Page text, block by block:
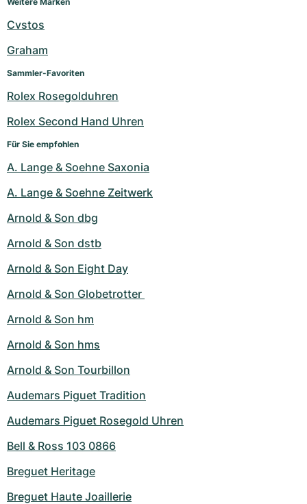
Cvstos
Graham
Sammler-Favoriten
Rolex Rosegolduhren
Rolex Second Hand Uhren
Für Sie empfohlen
A. Lange & Soehne Saxonia
A. Lange & Soehne Zeitwerk
Arnold & Son dbg
Arnold & Son dstb
Arnold & Son Eight Day
Arnold & Son Globetrotter
Arnold & Son hm
Arnold & Son hms
Arnold & Son Tourbillon
Audemars Piguet Tradition
Audemars Piguet Rosegold Uhren
Bell & Ross 103 0866
Breguet Heritage
Breguet Haute Joaillerie